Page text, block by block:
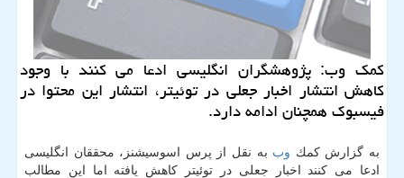
كمك وب: پژوهشگران انگلیسی ادعا می كنند با وجود
كاهش انتشار اخبار جعلی در توئیتر، انتشار این محتوا در
فیسبوك همچنان ادامه دارد.
به گزارش كمك وب به نقل از پرس اسوسیشنز، محققان انگلیسی
ادعا می كنند اخبار جعلی در توئیتر كاهش یافته اما این مطالب